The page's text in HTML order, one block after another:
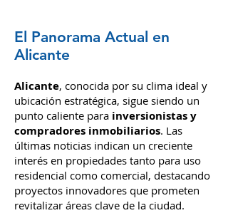
El Panorama Actual en
Alicante
Alicante, conocida por su clima ideal y
ubicación estratégica, sigue siendo un
punto caliente para inversionistas y
compradores inmobiliarios. Las
últimas noticias indican un creciente
interés en propiedades tanto para uso
residencial como comercial, destacando
proyectos innovadores que prometen
revitalizar áreas clave de la ciudad.